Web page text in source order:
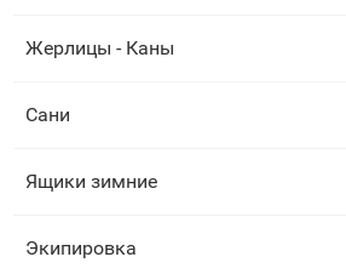
Жерлицы - Каны
Сани
Ящики зимние
Экипировка